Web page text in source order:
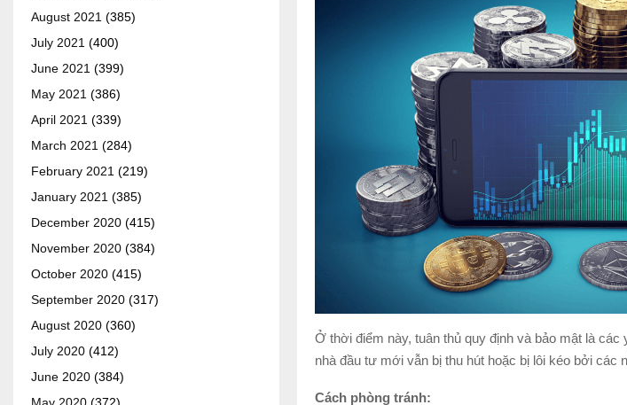
Ở thời điểm này, tuân thủ quy định và bảo mật là
nhà đầu tư mới vẫn bị thu hút hoặc bị lôi kéo bởi các
Cách phòng tránh:
August 2021 (385)
July 2021 (400)
June 2021 (399)
May 2021 (386)
April 2021 (339)
March 2021 (284)
February 2021 (219)
January 2021 (385)
December 2020 (415)
November 2020 (384)
October 2020 (415)
September 2020 (317)
August 2020 (360)
July 2020 (412)
June 2020 (384)